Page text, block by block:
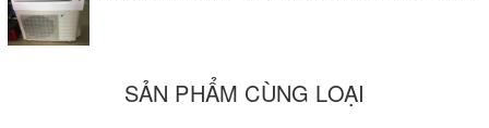
SẢN PHẨM CÙNG LOẠI